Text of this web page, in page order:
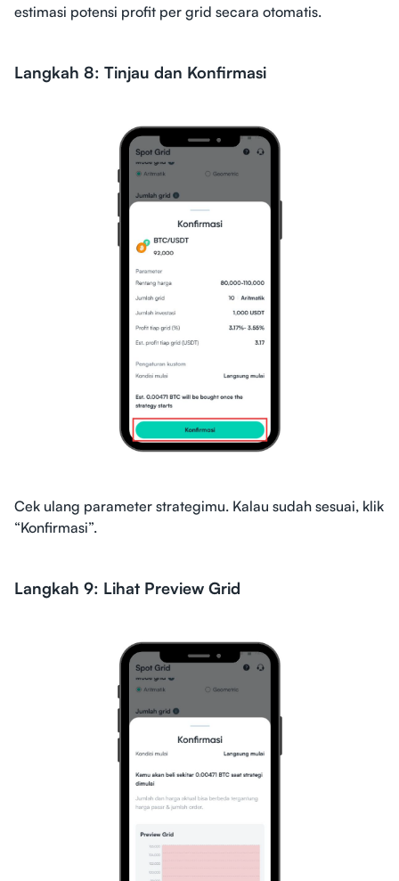
estimasi potensi profit per grid secara otomatis.
Langkah 8: Tinjau dan Konfirmasi
Cek ulang parameter strategimu. Kalau sudah sesuai, klik
“Konfirmasi”.
Langkah 9: Lihat Preview Grid